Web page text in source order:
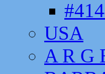
USA
A R G